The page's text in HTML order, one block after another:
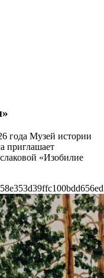
года Музей истории
приглашает
«Изобилие